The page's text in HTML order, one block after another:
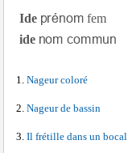
Ide
fem
ide
Nageur coloré
Nageur de bassin
Il frétille dans un bocal